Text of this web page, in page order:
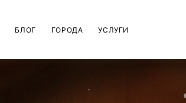
БЛОГ ГОРОДА УСЛУГИ